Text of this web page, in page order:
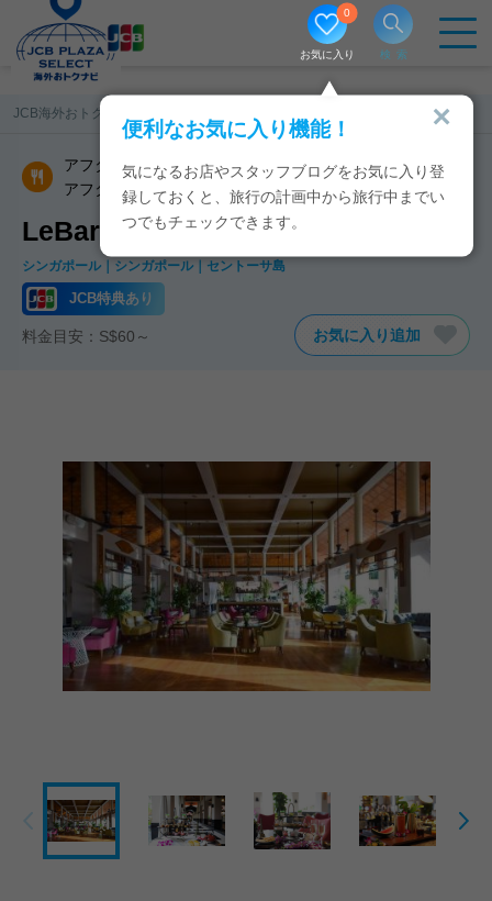
お気に入り
0
便利なお気に入り機能！
気になるお店やスタッフブログをお気に入り登
録しておくと、旅行の計画中から旅行中までい
つでもチェックできます。
検索
JCB海外おトクナビ
アフタヌーンティー／ハイティー／茶芸館
アフタヌーンティー
LeBarのJCB特典・クーポン
シンガポール シンガポール セントーサ島
JCB特典あり
料金目安：S$60～ お気に入り追加